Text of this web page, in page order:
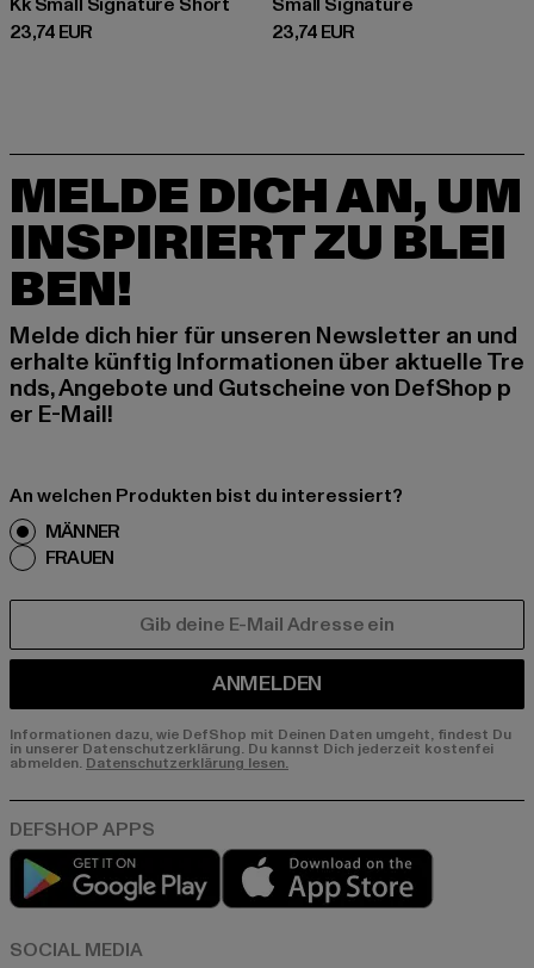
23,74 EUR
Derzeitiger Preis: 23,74 EUR
23,74 EUR
Derzeitiger Preis: 23,74 EUR
MELDE DICH AN, UM
INSPIRIERT ZU BLEI
BEN!
Melde dich hier für unseren Newsletter an und
erhalte künftig Informationen über aktuelle Tre
nds, Angebote und Gutscheine von DefShop p
er E-Mail!
An welchen Produkten bist du interessiert?
MÄNNER
FRAUEN
ANMELDEN
Informationen dazu, wie DefShop mit Deinen Daten umgeht, findest Du
in unserer Datenschutzerklärung. Du kannst Dich jederzeit kostenfei
abmelden. Datenschutzerklärung lesen.
Play market